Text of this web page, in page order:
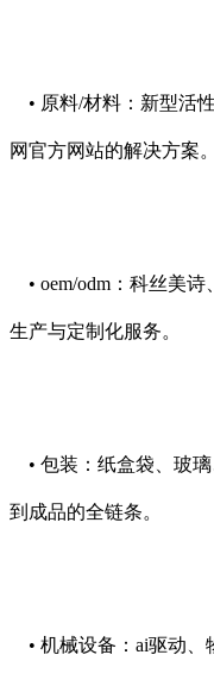
• 原料/材料：新型活
网官方网站的解决方案。
• oem/odm：科丝美
生产与定制化服务。
• 包装：纸盒袋、玻
到成品的全链条。
• 机械设备：ai驱动、